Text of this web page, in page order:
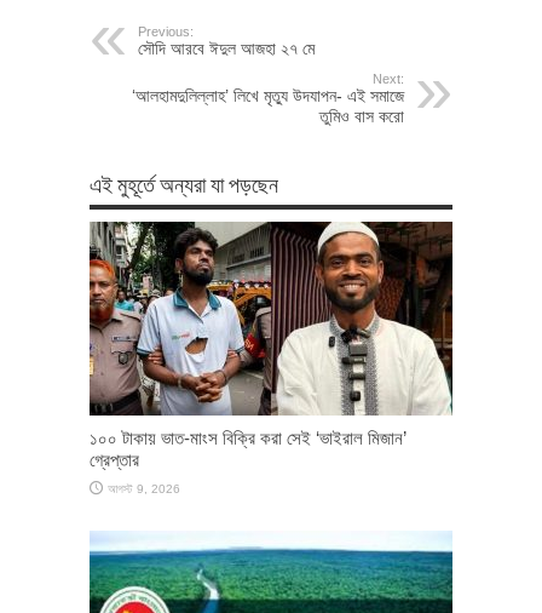
Previous:
সৌদি আরবে ঈদুল আজহা ২৭ মে
Next:
‘আলহামদুলিল্লাহ’ লিখে মৃত্যু উদযাপন- এই সমাজে
তুমিও বাস করো
এই মুহূর্তে অন্যরা যা পড়ছেন
১০০ টাকায় ভাত-মাংস বিক্রি করা সেই ‘ভাইরাল মিজান’
গ্রেপ্তার
আগস্ট 9, 2026